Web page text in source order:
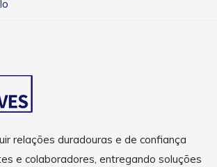
relações duradouras e de confiança
e colaboradores, entregando soluções